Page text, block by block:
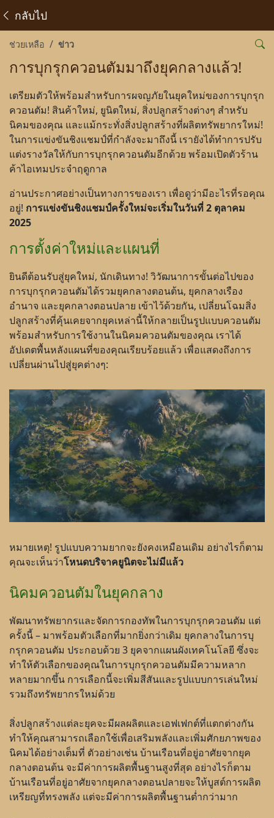
กลับไป
ช่วยเหลือ ข่าว
การบุกรุกควอนตัมมาถึงยุคกลางแล้ว!
เตรียมตัวให้พร้อมสำหรับการผจญภัยในยุคใหม่ของการบุกรุก
ควอนตัม! สินค้าใหม่, ยูนิตใหม่, สิ่งปลูกสร้างต่างๆ สำหรับ
นิคมของคุณ และแม้กระทั่งสิ่งปลูกสร้างที่ผลิตทรัพยากรใหม่!
ในการแข่งขันชิงแชมป์ที่กำลังจะมาถึงนี้ เรายังได้ทำการปรับ
แต่งรางวัลให้กับการบุกรุกควอนตัมอีกด้วย พร้อมเปิดตัวร้าน
ค้าไอเทมประจำฤดูกาล
อ่านประกาศอย่างเป็นทางการของเรา เพื่อดูว่ามีอะไรที่รอคุณ
อยู่! การแข่งขันชิงแชมป์ครั้งใหม่จะเริ่มในวันที่ 2 ตุลาคม
2025
การตั้งค่าใหม่และแผนที่
ยินดีต้อนรับสู่ยุคใหม่, นักเดินทาง! วิวัฒนาการขั้นต่อไปของ
การบุกรุกควอนตัมได้รวมยุคกลางตอนต้น, ยุคกลางเรือง
อำนาจ และยุคกลางตอนปลาย เข้าไว้ด้วยกัน, เปลี่ยนโฉมสิ่ง
ปลูกสร้างที่คุ้นเคยจากยุคเหล่านี้ให้กลายเป็นรูปแบบควอนตัม
พร้อมสำหรับการใช้งานในนิคมควอนตัมของคุณ เราได้
อัปเดตพื้นหลังแผนที่ของคุณเรียบร้อยแล้ว เพื่อแสดงถึงการ
เปลี่ยนผ่านไปสู่ยุคต่างๆ:
หมายเหตุ! รูปแบบความยากจะยังคงเหมือนเดิม อย่างไรก็ตาม
คุณจะเห็นว่าโหนดบริจาคยูนิตจะไม่มีแล้ว
นิคมควอนตัมในยุคกลาง
พัฒนาทรัพยากรและจัดการกองทัพในการบุกรุกควอนตัม แต่
ครั้งนี้ – มาพร้อมตัวเลือกที่มากยิ่งกว่าเดิม ยุคกลางในการบุ
กรุกควอนตัม ประกอบด้วย 3 ยุคจากแผนผังเทคโนโลยี ซึ่งจะ
ทำให้ตัวเลือกของคุณในการบุกรุกควอนตัมมีความหลาก
หลายมากขึ้น การเลือกนี้จะเพิ่มสีสันและรูปแบบการเล่นใหม่
รวมถึงทรัพยากรใหม่ด้วย
สิ่งปลูกสร้างแต่ละยุคจะมีผลผลิตและเอฟเฟกต์ที่แตกต่างกัน
ทำให้คุณสามารถเลือกใช้เพื่อเสริมพลังและเพิ่มศักยภาพของ
นิคมได้อย่างเต็มที่ ตัวอย่างเช่น บ้านเรือนที่อยู่อาศัยจากยุค
กลางตอนต้น จะมีค่าการผลิตพื้นฐานสูงที่สุด อย่างไรก็ตาม
บ้านเรือนที่อยู่อาศัยจากยุคกลางตอนปลายจะให้บูสต์การผลิต
เหรียญที่ทรงพลัง แต่จะมีค่าการผลิตพื้นฐานต่ำกว่ามาก